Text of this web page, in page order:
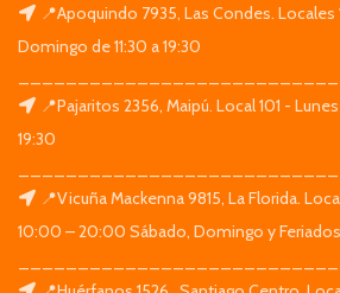
📍Apoquindo 7935, Las Condes. Locales
Domingo de 11:30 a 19:30
📍Pajaritos 2356, Maipú. Local 101 -
19:30
📍Vicuña Mackenna 9815, La Florida.
10:00 – 20:00 Sábado, Domingo y Feriados